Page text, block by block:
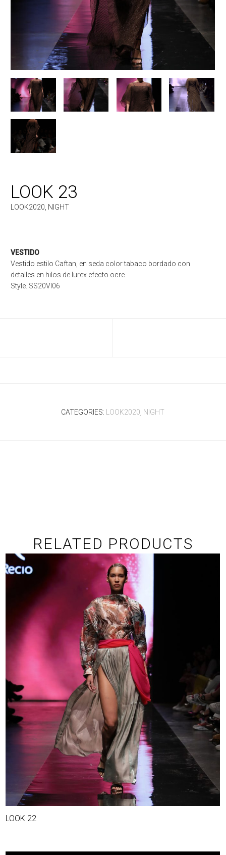
LOOK 23
LOOK2020, NIGHT
VESTIDO
Vestido estilo Caftan, en seda color tabaco bordado con
detalles en hilos de lurex efecto ocre.
Style. SS20Vl06
CATEGORIES: LOOK2020 NIGHT
RELATED PRODUCTS
LOOK 22